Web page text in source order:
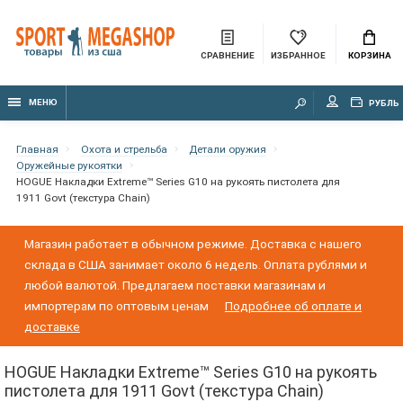
СРАВНЕНИЕ ИЗБРАННОЕ КОРЗИНА
МЕНЮ РУБЛЬ
Главная Охота и стрельба
Детали оружия
Оружейные рукоятки
HOGUE Накладки Extreme™ Series G10 на рукоять пистолета для
1911 Govt (текстура Chain)
Магазин работает в обычном режиме. Доставка с нашего
склада в США занимает около 6 недель. Оплата рублями и
любой валютой. Предлагаем поставки магазинам и
импортерам по оптовым ценам
Подробнее об оплате и
доставке
HOGUE Накладки Extreme™ Series G10 на рукоять
пистолета для 1911 Govt (текстура Chain)